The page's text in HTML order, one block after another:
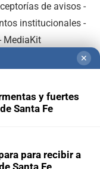
de avisos -
institucionales-
MediaKit
✕
y fuertes
Santa Fe
para recibir a
Santa Fe